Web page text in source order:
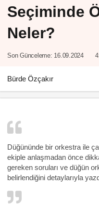
Seçiminde
Neler?
Son Günceleme: 16.09.2024
Bürde Özçakır
Düğününde bir orkestra ile
ekiple anlaşmadan önce
gereken soruları ve düğün
belirlendiğini detaylarıyla